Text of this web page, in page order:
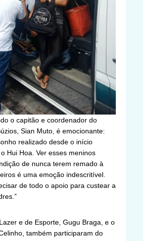
e coordenador do
Sian Muto, é emocionante:
realizado desde o início
Hui Hoa. Ver esses meninos
de nunca terem remado à
é uma emoção indescritível.
de todo o apoio para custear a
e de Esporte, Gugu Braga, e o
também participaram do